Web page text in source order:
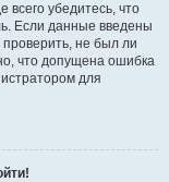
убедитесь, что
Если данные введены
не был ли
что допущена ошибка
для